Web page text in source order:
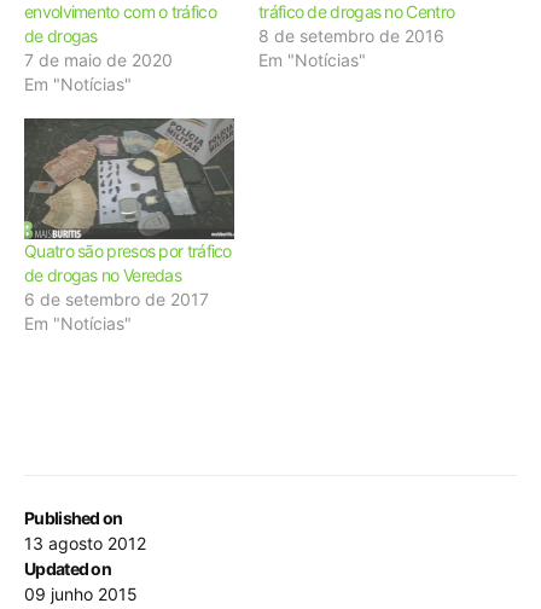
Published on
13 agosto 2012
Updated on
09 junho 2015
envolvimento com o tráfico
de drogas
7 de maio de 2020
Em "Notícias"
tráfico de drogas no Centro
8 de setembro de 2016
Em "Notícias"
Quatro são presos por tráfico
de drogas no Veredas
6 de setembro de 2017
Em "Notícias"